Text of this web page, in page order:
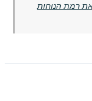
רמת הנוחות